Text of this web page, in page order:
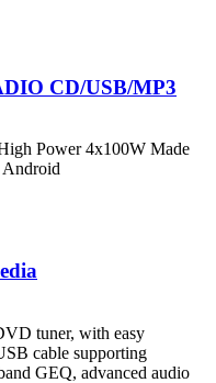
CD/USB/MP3
Power 4x100W Made
Android
tuner, with easy
cable supporting
GEQ, advanced audio